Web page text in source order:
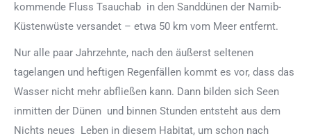
kommende Fluss Tsauchab in den Sanddünen der Namib-
Küstenwüste versandet – etwa 50 km vom Meer entfernt.
Nur alle paar Jahrzehnte, nach den äußerst seltenen
tagelangen und heftigen Regenfällen kommt es vor, dass das
Wasser nicht mehr abfließen kann. Dann bilden sich Seen
inmitten der Dünen und binnen Stunden entsteht aus dem
Nichts neues Leben in diesem Habitat, um schon nach